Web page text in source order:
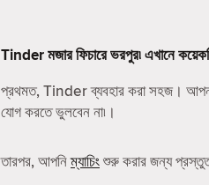
Tinder মজার ফিচারে ভরপুর৷ এখানে
প্রথমত, Tinder ব্যবহার করা সহজ।
যোগ করতে ভুলবেন না৷।
তারপর, আপনিম্যাচিংশুরু করার জন্য